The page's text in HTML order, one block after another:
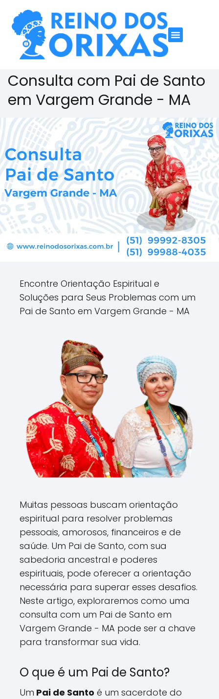
Consulta com Pai de Santo
em Vargem Grande - MA
Encontre Orientação Espiritual e
Soluções para Seus Problemas com um
Pai de Santo em Vargem Grande - MA
Muitas pessoas buscam orientação
espiritual para resolver problemas
pessoais, amorosos, financeiros e de
saúde. Um Pai de Santo, com sua
sabedoria ancestral e poderes
espirituais, pode oferecer a orientação
necessária para superar esses desafios.
Neste artigo, exploraremos como uma
consulta com um Pai de Santo em
Vargem Grande - MA pode ser a chave
para transformar sua vida.
O que é um Pai de Santo?
Um Pai de Santo é um sacerdote do